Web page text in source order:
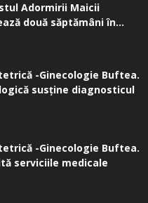
Adormirii Maicii
două săptămâni în...
-Ginecologie Buftea.
susţine diagnosticul
-Ginecologie Buftea.
serviciile medicale